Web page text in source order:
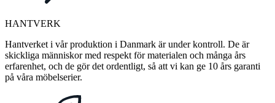
HANTVERK
Hantverket i vår produktion i Danmark är under kontroll. De är
skickliga människor med respekt för materialen och många års
erfarenhet, och de gör det ordentligt, så att vi kan ge 10 års garanti
på våra möbelserier.